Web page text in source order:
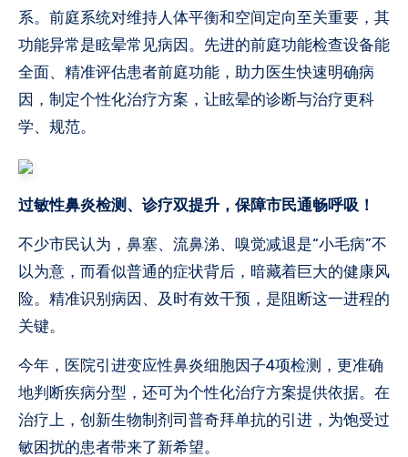
系。前庭系统对维持人体平衡和空间定向至关重要，其
功能异常是眩晕常见病因。先进的前庭功能检查设备能
全面、精准评估患者前庭功能，助力医生快速明确病
因，制定个性化治疗方案，让眩晕的诊断与治疗更科
学、规范。
过敏性鼻炎检测、诊疗双提升，保障市民通畅呼吸！
不少市民认为，鼻塞、流鼻涕、嗅觉减退是“小毛病”不
以为意，而看似普通的症状背后，暗藏着巨大的健康风
险。精准识别病因、及时有效干预，是阻断这一进程的
关键。
今年，医院引进变应性鼻炎细胞因子4项检测，更准确
地判断疾病分型，还可为个性化治疗方案提供依据。在
治疗上，创新生物制剂司普奇拜单抗的引进，为饱受过
敏困扰的患者带来了新希望。